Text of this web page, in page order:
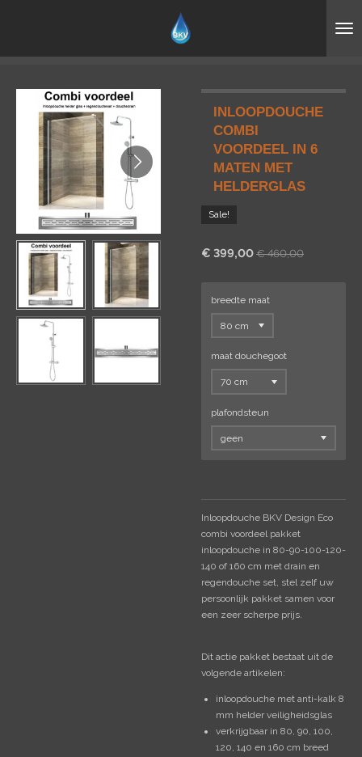
INLOOPDOUCHE
COMBI
VOORDEEL IN 6
MATEN MET
HELDERGLAS
Sale!
€ 399,00 € 460,00
breedte maat
maat douchegoot
plafondsteun
Inloopdouche BKV Design Eco
combi voordeel pakket
inloopdouche in 80-90-100-120-
140 of 160 cm met drain en
regendouche set, stel zelf uw
persoonlijk pakket samen voor
een zeer scherpe prijs.
Dit actie pakket bestaat uit de
volgende artikelen:
inloopdouche met anti-kalk 8
mm helder veiligheidsglas
verkrijgbaar in 80, 90, 100,
120, 140 en 160 cm breed